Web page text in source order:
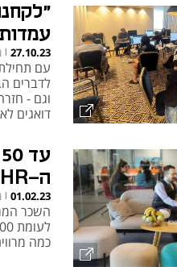
27.10.23
|
עם
לדברים
וגם -
דואגים
ה-HR בהייטק
01.02.23
|
כמה